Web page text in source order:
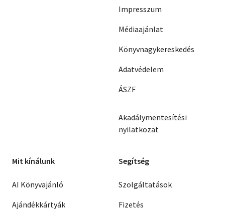
Impresszum
Médiaajánlat
Könyvnagykereskedés
Adatvédelem
ÁSZF
Akadálymentesítési
nyilatkozat
Mit kínálunk
AI Könyvajánló
Ajándékkártyák
Segítség
Szolgáltatások
Fizetés